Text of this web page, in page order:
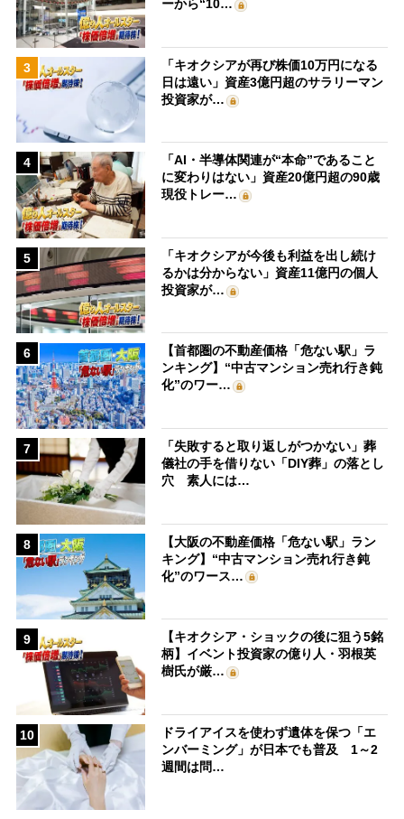
ーから“10…
3
「キオクシアが再び株価10万円になる
日は遠い」資産3億円超のサラリーマン
投資家が…
4
「AI・半導体関連が“本命”であること
に変わりはない」資産20億円超の90歳
現役トレー…
5
「キオクシアが今後も利益を出し続け
るかは分からない」資産11億円の個人
投資家が…
6
【首都圏の不動産価格「危ない駅」ラ
ンキング】“中古マンション売れ行き鈍
化”のワー…
7
「失敗すると取り返しがつかない」葬
儀社の手を借りない「DIY葬」の落とし
穴 素人には…
8
【大阪の不動産価格「危ない駅」ラン
キング】“中古マンション売れ行き鈍
化”のワース…
9
【キオクシア・ショックの後に狙う5銘
柄】イベント投資家の億り人・羽根英
樹氏が厳…
10
ドライアイスを使わず遺体を保つ「エ
ンバーミング」が日本でも普及 1～2
週間は問…